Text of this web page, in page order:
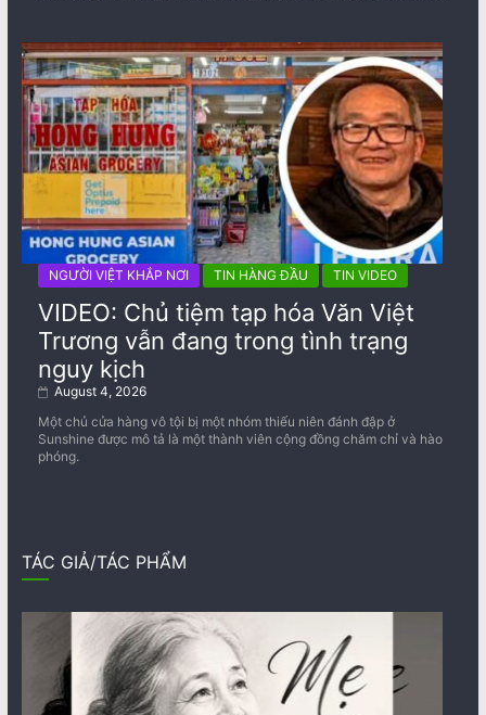
NGƯỜI VIỆT KHẮP NƠI TIN HÀNG ĐẦU TIN VIDEO
VIDEO: Chủ tiệm tạp hóa Văn Việt
Trương vẫn đang trong tình trạng
nguy kịch
August 4, 2026
Một chủ cửa hàng vô tội bị một nhóm thiếu niên đánh đập ở
Sunshine được mô tả là một thành viên cộng đồng chăm chỉ và hào
phóng.
TÁC GIẢ/TÁC PHẨM